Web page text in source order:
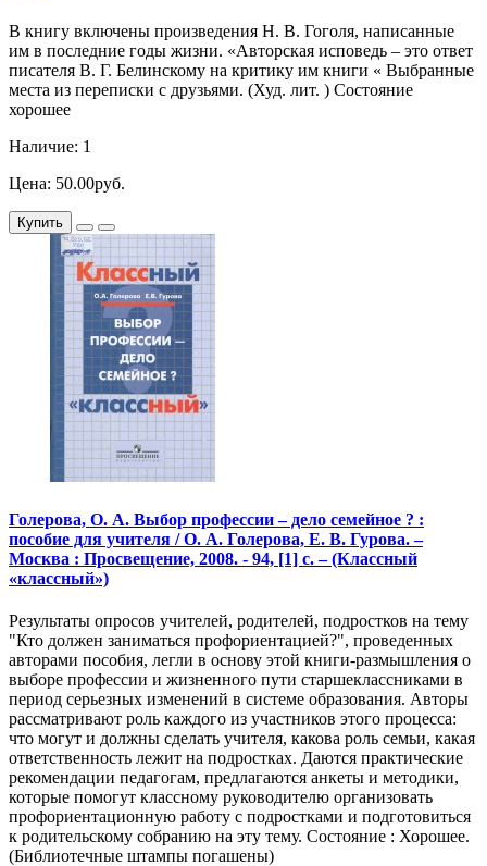
В книгу включены произведения Н. В. Гоголя, написанные
им в последние годы жизни. «Авторская исповедь – это ответ
писателя В. Г. Белинскому на критику им книги « Выбранные
места из переписки с друзьями. (Худ. лит. ) Состояние
хорошее
Наличие: 1
Цена: 50.00руб.
Купить
Голерова, О. А. Выбор профессии – дело семейное ? :
пособие для учителя / О. А. Голерова, Е. В. Гурова. –
Москва : Просвещение, 2008. - 94, [1] с. – (Классный
«классный»)
Результаты опросов учителей, родителей, подростков на тему
"Кто должен заниматься профориентацией?", проведенных
авторами пособия, легли в основу этой книги-размышления о
выборе профессии и жизненного пути старшеклассниками в
период серьезных изменений в системе образования. Авторы
рассматривают роль каждого из участников этого процесса:
что могут и должны сделать учителя, какова роль семьи, какая
ответственность лежит на подростках. Даются практические
рекомендации педагогам, предлагаются анкеты и методики,
которые помогут классному руководителю организовать
профориентационную работу с подростками и подготовиться
к родительскому собранию на эту тему. Состояние : Хорошее.
(Библиотечные штампы погашены)